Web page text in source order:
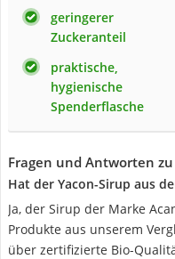
geringerer
Zuckeranteil
praktische,
hygienische
Spenderflasche
Fragen und Antworten
Hat der Yacon-Sirup aus
Ja, der Sirup der Marke
Produkte aus unserem
über zertifizierte Bio-